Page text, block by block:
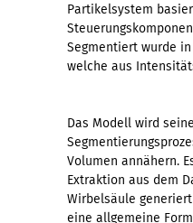
Partikelsystem
Segmentiert wurde
welche aus
Das Modell wird
Volumen annähern.
Extraktion aus dem
Wirbelsäule
eine allgemeine